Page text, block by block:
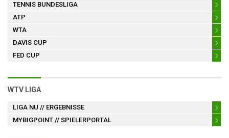
TENNIS BUNDESLIGA
ATP
WTA
DAVIS CUP
FED CUP
WTV LIGA
LIGA NU // ERGEBNISSE
MYBIGPOINT // SPIELERPORTAL